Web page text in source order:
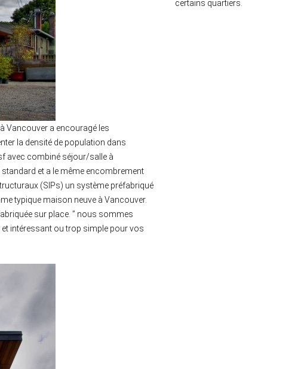
Vancouver a encouragé les
la densité de population dans
avec combiné séjour/salle à
et a le même encombrement
(SIPs) un système préfabriqué
typique maison neuve à Vancouver.
sur place. ” nous sommes
intéressant ou trop simple pour vos
certains quartiers.